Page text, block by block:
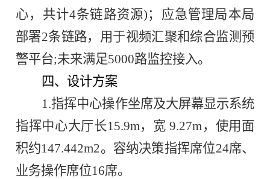
心，共计4条链路资源)；应急管理局本局
部署2条链路，用于视频汇聚和综合监测预
警平台;未来满足5000路监控接入。
四、 设计方案
1.指挥中心操作坐席及大屏幕显示系统
指挥中心大厅长15.9m，宽 9.27m，使用面
积约147.442m2。容纳决策指挥席位24席、
业务操作席位16席。